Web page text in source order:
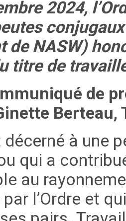
2024,
de NASW)
titre de
de
Berteau,
à une
qui a
au
l’Ordre et